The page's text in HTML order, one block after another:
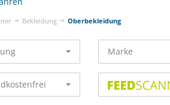
Bekleidung Oberbekleidung
Marke